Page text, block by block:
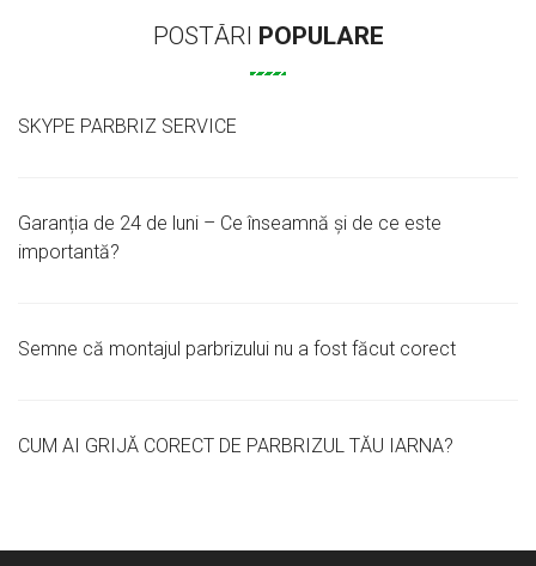
POSTĂRI POPULARE
SKYPE PARBRIZ SERVICE
Garanția de 24 de luni – Ce înseamnă și de ce este
importantă?
Semne că montajul parbrizului nu a fost făcut corect
CUM AI GRIJĂ CORECT DE PARBRIZUL TĂU IARNA?